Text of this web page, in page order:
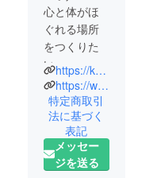
心と体がほ
ぐれる場所
をつくりた
い。
自身の人生
経験（離
婚、子育
て、うつ、
転職）を通
じて、
https://kutsurogiya.jp/menu/
https://www.instagram.com/kutsurogiya__relaxation?igsh=MWxibHk4dmViZWl4Zg%3D%3D&utm_source=qr
特定商取引
法に基づく
表記
メッセー
ジを送る